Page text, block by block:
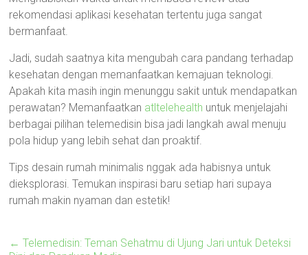
rekomendasi aplikasi kesehatan tertentu juga sangat
bermanfaat.
Jadi, sudah saatnya kita mengubah cara pandang terhadap
kesehatan dengan memanfaatkan kemajuan teknologi.
Apakah kita masih ingin menunggu sakit untuk mendapatkan
perawatan? Memanfaatkan atltelehealth untuk menjelajahi
berbagai pilihan telemedisin bisa jadi langkah awal menuju
pola hidup yang lebih sehat dan proaktif.
Tips desain rumah minimalis nggak ada habisnya untuk
dieksplorasi. Temukan inspirasi baru setiap hari supaya
rumah makin nyaman dan estetik!
← Telemedisin: Teman Sehatmu di Ujung Jari untuk Deteksi